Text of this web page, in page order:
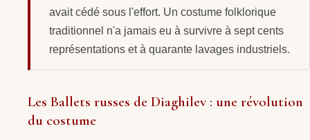
avait cédé sous l'effort. Un costume folklorique
traditionnel n'a jamais eu à survivre à sept cents
représentations et à quarante lavages industriels.
Les Ballets russes de Diaghilev : une révolution
du costume